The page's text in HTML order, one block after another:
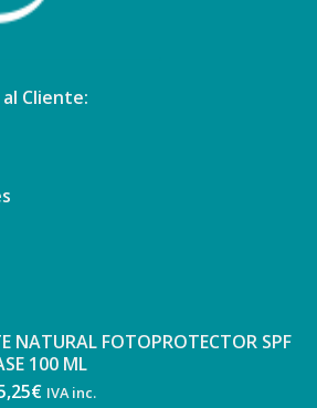
Cliente:
NATURAL FOTOPROTECTOR SPF
100 ML
€ IVA inc.